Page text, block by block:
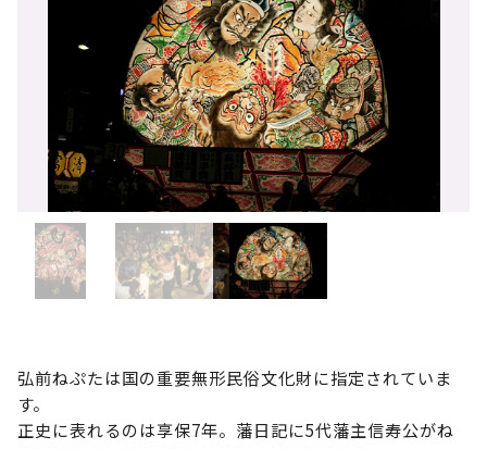
弘前ねぷたは国の重要無形民俗文化財に指定されていま
す。
正史に表れるのは享保7年。藩日記に5代藩主信寿公がね